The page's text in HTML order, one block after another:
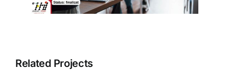
ARTICOLE
Related Projects